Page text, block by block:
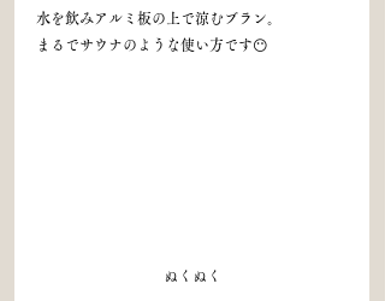
水を飲みアルミ板の上で涼むブラン。
まるでサウナのような使い方です😶
ぬくぬく